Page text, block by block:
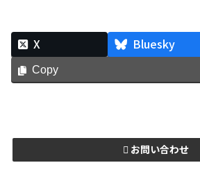
X Bluesky
Copy
お問い合わせ